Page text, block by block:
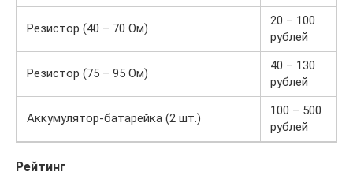
Резистор (40 – 70 Ом)
20 – 100
рублей
Резистор (75 – 95 Ом)
40 – 130
рублей
Аккумулятор-батарейка (2 шт.)
100 – 500
рублей
Рейтинг